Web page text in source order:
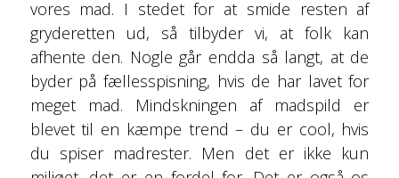
vores mad. I stedet for at smide resten af
gryderetten ud, så tilbyder vi, at folk kan
afhente den. Nogle går endda så langt, at de
byder på fællesspisning, hvis de har lavet for
meget mad. Mindskningen af madspild er
blevet til en kæmpe trend – du er cool, hvis
du spiser madrester. Men det er ikke kun